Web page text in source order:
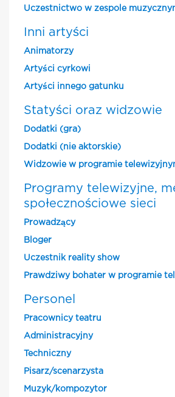
Uczestnictwo w zespole
Inni artyści
Animatorzy
Artyści cyrkowi
Artyści innego gatunku
Statyści oraz widzowie
Dodatki (gra)
Dodatki (nie aktorskie)
Widzowie w programie
Programy telewizyjne,
społecznościowe sieci
Prowadzący
Bloger
Uczestnik reality show
Prawdziwy bohater w programie
Personel
Pracownicy teatru
Administracyjny
Techniczny
Pisarz/scenarzysta
Muzyk/kompozytor